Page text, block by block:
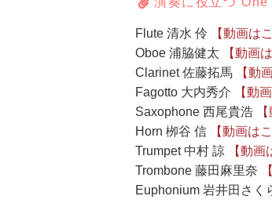
Flute 清水 伶
【動画は
Oboe 浦脇健太
【動画
Clarinet 佐藤拓馬
【動
Fagotto 大内秀介
【動
Saxophone 西尾貴浩
Horn 栁谷 信
【動画は
Trumpet 中村 諒
【動画
Trombone 藤田麻里奈
Euphonium 岩井田さく